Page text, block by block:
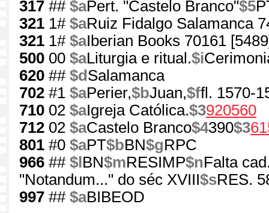
317 ## $aPert. "Castelo Branco"$5
321 1# $aRuiz Fidalgo Salamanca
321 1# $aIberian Books 70161
500 00 $aLiturgia e ritual.$i
620 ## $d Salamanca
702 #1 $aPerier,$bJuan,$ffl. 1570-
710 02 $aIgreja Católica.$3920560
712 02 $aCastelo Branco$4390$3
801 #0 $aPT$bBN$gRPC
966 ## $l BN$mRESIMP$nFalta
"Notandum..." do séc XVIII$sRES.
997 ## $aBIBEOD